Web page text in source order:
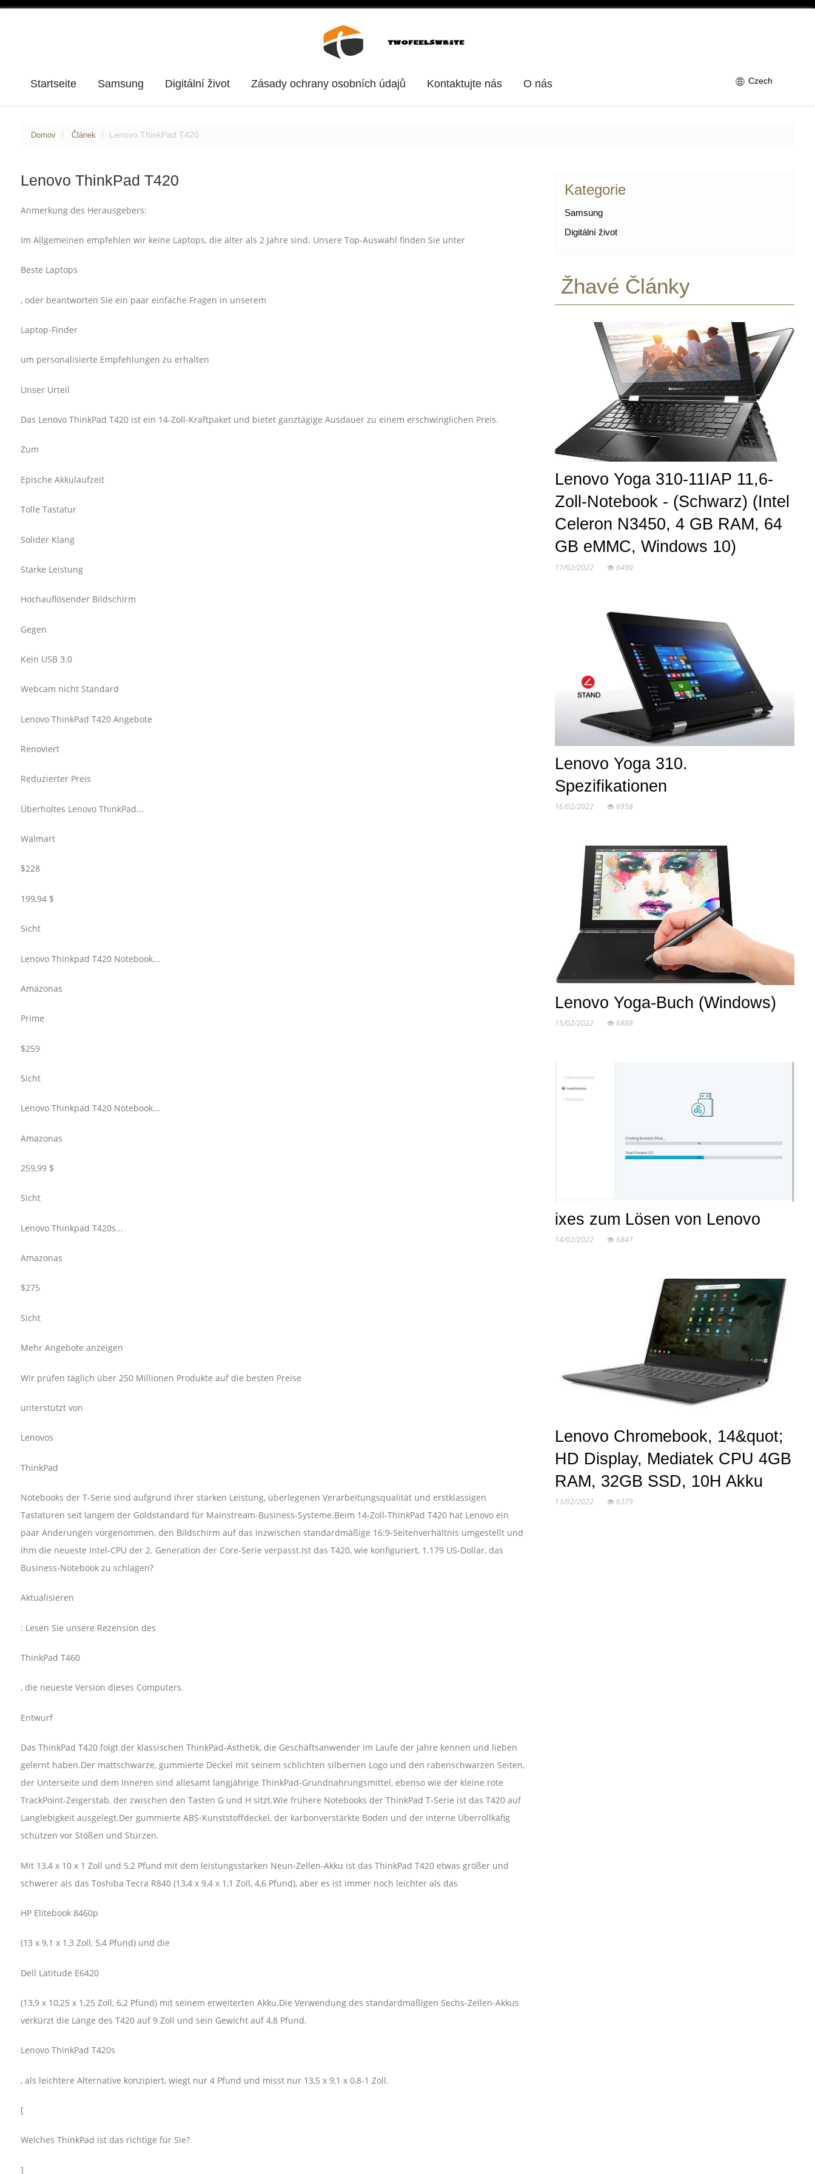
Startseite Samsung Digitální život Zásady ochrany osobních údajů Kontaktujte nás O nás Czech
Domov Článek Lenovo ThinkPad T420
Lenovo ThinkPad T420
Anmerkung des Herausgebers:
Im Allgemeinen empfehlen wir keine Laptops, die älter als 2 Jahre sind. Unsere Top-Auswahl finden Sie unter
Beste Laptops
, oder beantworten Sie ein paar einfache Fragen in unserem
Laptop-Finder
um personalisierte Empfehlungen zu erhalten
Unser Urteil
Das Lenovo ThinkPad T420 ist ein 14-Zoll-Kraftpaket und bietet ganztägige Ausdauer zu einem erschwinglichen Preis.
Zum
Epische Akkulaufzeit
Tolle Tastatur
Solider Klang
Starke Leistung
Hochauflösender Bildschirm
Gegen
Kein USB 3.0
Webcam nicht Standard
Lenovo ThinkPad T420 Angebote
Renoviert
Reduzierter Preis
Überholtes Lenovo ThinkPad...
Walmart
$228
199,94 $
Sicht
Lenovo Thinkpad T420 Notebook...
Amazonas
Prime
$259
Sicht
Lenovo Thinkpad T420 Notebook...
Amazonas
259,99 $
Sicht
Lenovo Thinkpad T420s...
Amazonas
$275
Sicht
Mehr Angebote anzeigen
Wir prüfen täglich über 250 Millionen Produkte auf die besten Preise
unterstützt von
Lenovos
ThinkPad
Notebooks der T-Serie sind aufgrund ihrer starken Leistung, überlegenen Verarbeitungsqualität und erstklassigen
Tastaturen seit langem der Goldstandard für Mainstream-Business-Systeme.Beim 14-Zoll-ThinkPad T420 hat Lenovo ein
paar Änderungen vorgenommen, den Bildschirm auf das inzwischen standardmäßige 16:9-Seitenverhältnis umgestellt und
ihm die neueste Intel-CPU der 2. Generation der Core-Serie verpasst.Ist das T420, wie konfiguriert, 1.179 US-Dollar, das
Business-Notebook zu schlagen?
Aktualisieren
: Lesen Sie unsere Rezension des
ThinkPad T460
, die neueste Version dieses Computers.
Entwurf
Das ThinkPad T420 folgt der klassischen ThinkPad-Ästhetik, die Geschäftsanwender im Laufe der Jahre kennen und lieben
gelernt haben.Der mattschwarze, gummierte Deckel mit seinem schlichten silbernen Logo und den rabenschwarzen Seiten,
der Unterseite und dem Inneren sind allesamt langjährige ThinkPad-Grundnahrungsmittel, ebenso wie der kleine rote
TrackPoint-Zeigerstab, der zwischen den Tasten G und H sitzt.Wie frühere Notebooks der ThinkPad T-Serie ist das T420 auf
Langlebigkeit ausgelegt.Der gummierte ABS-Kunststoffdeckel, der karbonverstärkte Boden und der interne Überrollkäfig
schützen vor Stößen und Stürzen.
Mit 13,4 x 10 x 1 Zoll und 5,2 Pfund mit dem leistungsstarken Neun-Zellen-Akku ist das ThinkPad T420 etwas größer und
schwerer als das Toshiba Tecra R840 (13,4 x 9,4 x 1,1 Zoll, 4,6 Pfund), aber es ist immer noch leichter als das
HP Elitebook 8460p
(13 x 9,1 x 1,3 Zoll, 5,4 Pfund) und die
Dell Latitude E6420
(13,9 x 10,25 x 1,25 Zoll, 6,2 Pfund) mit seinem erweiterten Akku.Die Verwendung des standardmäßigen Sechs-Zellen-Akkus
verkürzt die Länge des T420 auf 9 Zoll und sein Gewicht auf 4,8 Pfund.
Lenovo ThinkPad T420s
, als leichtere Alternative konzipiert, wiegt nur 4 Pfund und misst nur 13,5 x 9,1 x 0,8-1 Zoll.
[
Welches ThinkPad ist das richtige für Sie?
]
Kategorie
Samsung
Digitální život
Žhavé Články
Lenovo Yoga 310-11IAP 11,6-
Zoll-Notebook - (Schwarz) (Intel
Celeron N3450, 4 GB RAM, 64
GB eMMC, Windows 10)
17/02/2022 6490
Lenovo Yoga 310.
Spezifikationen
16/02/2022 6958
Lenovo Yoga-Buch (Windows)
15/02/2022 6888
ixes zum Lösen von Lenovo
14/02/2022 6847
Lenovo Chromebook, 14&quot;
HD Display, Mediatek CPU 4GB
RAM, 32GB SSD, 10H Akku
13/02/2022 6379